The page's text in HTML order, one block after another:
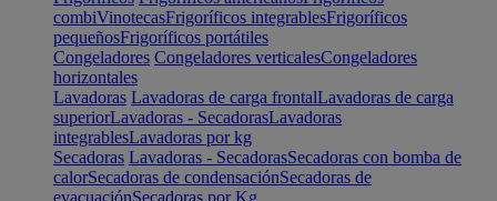
combiVinotecasFrigoríficos integrablesFrigoríficos
pequeñosFrigoríficos portátiles
Congeladores Congeladores verticalesCongeladores
horizontales
Lavadoras Lavadoras de carga frontalLavadoras de carga
superiorLavadoras - SecadorasLavadoras
integrablesLavadoras por kg
Secadoras Lavadoras - SecadorasSecadoras con bomba de
calorSecadoras de condensaciónSecadoras de
evacuaciónSecadoras por Kg